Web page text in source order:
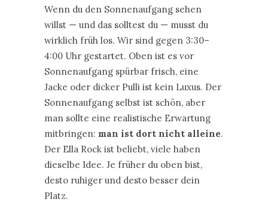
Wenn du den Sonnenaufgang sehen
willst — und das solltest du — musst du
wirklich früh los. Wir sind gegen 3:30–
4:00 Uhr gestartet. Oben ist es vor
Sonnenaufgang spürbar frisch, eine
Jacke oder dicker Pulli ist kein Luxus. Der
Sonnenaufgang selbst ist schön, aber
man sollte eine realistische Erwartung
mitbringen: man ist dort nicht alleine.
Der Ella Rock ist beliebt, viele haben
dieselbe Idee. Je früher du oben bist,
desto ruhiger und desto besser dein
Platz.